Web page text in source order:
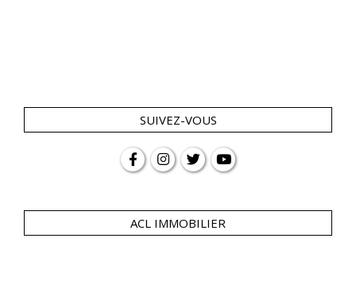
SUIVEZ-VOUS
ACL IMMOBILIER